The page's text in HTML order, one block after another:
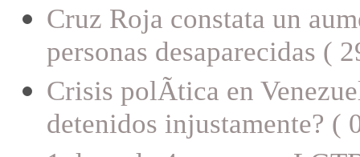
Cruz Roja constata un
personas desaparecidas (
Crisis polÃ­tica en
detenidos injustamente? (